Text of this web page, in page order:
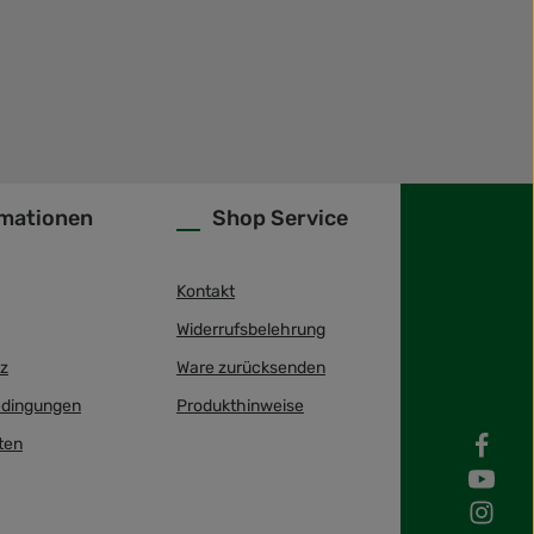
Shop Service
Kontakt
Widerrufsbelehrung
Ware zurücksenden
Produkthinweise